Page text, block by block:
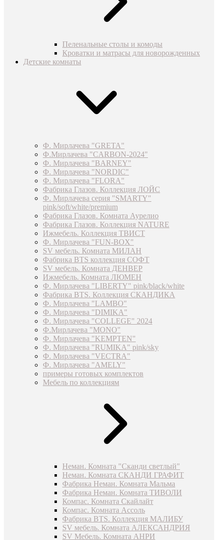
Пеленальные столы и комоды
Кроватки и матрасы для новорожденных
Детские комнаты
Ф. Мирлачева "GRETA"
Ф.Мирлачева "CARBON-2024"
Ф. Мирлачева "BARNEY"
Ф. Мирлачева "NORDIC"
Ф. Мирлачева "FLORA"
Фабрика Глазов. Коллекция ЛОЙС
Ф. Мирлачева серия "SMARTY"
pink/soft/white/premium
Фабрика Глазов. Комната Аурелио
Фабрика Глазов. Коллекция NATURE
Ижмебель. Коллекция ТВИСТ
Ф. Мирлачева "FUN-BOX"
SV мебель. Комната МИЛАН
Фабрика BTS коллекция СОФТ
SV мебель. Комната ДЕНВЕР
Ижмебель. Комната ЛЮМЕН
Ф. Мирлачева "LIBERTY" pink/black/white
Фабрика BTS. Коллекция СКАНДИКА
Ф. Мирлачева "LAMBO"
Ф. Мирлачева "DIMIKA"
Ф. Мирлачева "COLLEGE" 2024
Ф.Мирлачева "MONO"
Ф. Мирлачева "KEMPTEN"
Ф. Мирлачева "RUMIKA" pink/sky
Ф. Мирлачева "VECTRA"
Ф. Мирлачева "AMELY"
примеры готовых комплектов
Мебель по коллекциям
Неман. Комната "Сканди светлый"
Неман. Комната СКАНДИ ГРАФИТ
Фабрика Неман. Комната Мальма
Фабрика Неман. Комната ТИВОЛИ
Компас. Комната Скайлайт
Компас. Комната Ассоль
Фабрика BTS. Коллекция МАЛИБУ
SV мебель. Комната АЛЕКСАНДРИЯ
SV Мебель. Комната АНРИ